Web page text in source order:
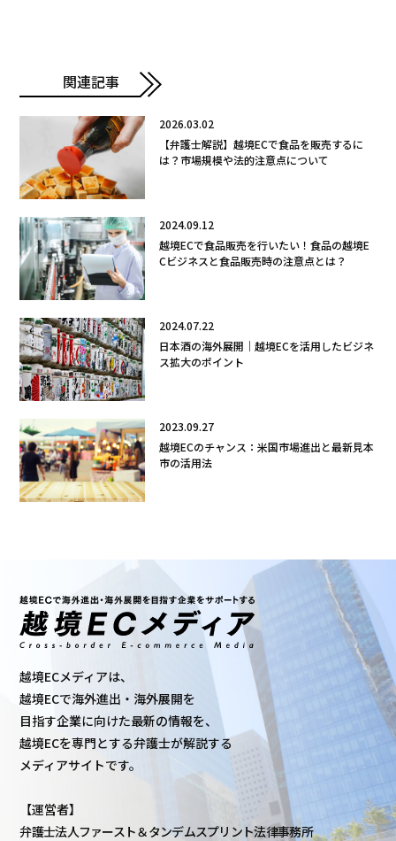
関連記事
2026.03.02
【弁護士解説】越境ECで食品を販売するに
は？市場規模や法的注意点について
2024.09.12
越境ECで食品販売を行いたい！食品の越境E
Cビジネスと食品販売時の注意点とは？
2024.07.22
日本酒の海外展開｜越境ECを活用したビジネ
ス拡大のポイント
2023.09.27
越境ECのチャンス：米国市場進出と最新見本
市の活用法
越境ECメディアは、
越境ECで海外進出・海外展開を
目指す企業に向けた最新の情報を、
越境ECを専門とする弁護士が解説する
メディアサイトです。
【運営者】
弁護士法人ファースト＆タンデムスプリント法律事務所